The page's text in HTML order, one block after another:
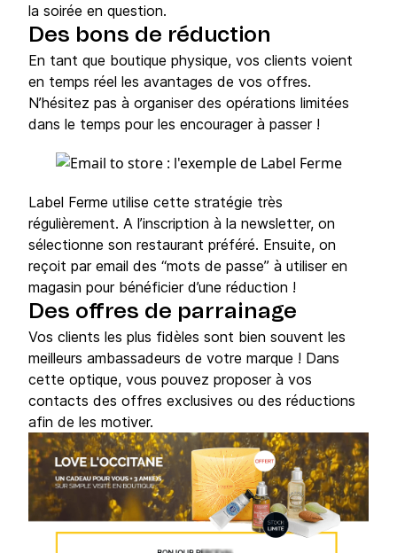
la soirée en question.
Des bons de réduction
En tant que boutique physique, vos clients voient
en temps réel les avantages de vos offres.
N’hésitez pas à organiser des opérations limitées
dans le temps pour les encourager à passer !
Label Ferme utilise cette stratégie très
régulièrement. A l’inscription à la newsletter, on
sélectionne son restaurant préféré. Ensuite, on
reçoit par email des “mots de passe” à utiliser en
magasin pour bénéficier d’une réduction !
Des offres de parrainage
Vos clients les plus fidèles sont bien souvent les
meilleurs ambassadeurs de votre marque ! Dans
cette optique, vous pouvez proposer à vos
contacts des offres exclusives ou des réductions
afin de les motiver.